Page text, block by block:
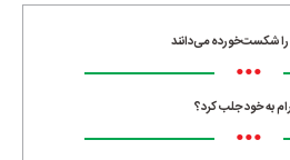
•••
به خود جلب کرد؟
•••